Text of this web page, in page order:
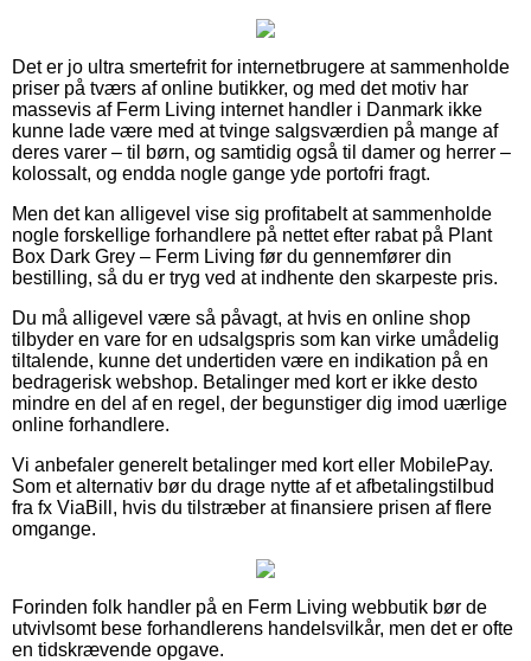
Det er jo ultra smertefrit for internetbrugere at sammenholde
priser på tværs af online butikker, og med det motiv har
massevis af Ferm Living internet handler i Danmark ikke
kunne lade være med at tvinge salgsværdien på mange af
deres varer – til børn, og samtidig også til damer og herrer –
kolossalt, og endda nogle gange yde portofri fragt.
Men det kan alligevel vise sig profitabelt at sammenholde
nogle forskellige forhandlere på nettet efter rabat på Plant
Box Dark Grey – Ferm Living før du gennemfører din
bestilling, så du er tryg ved at indhente den skarpeste pris.
Du må alligevel være så påvagt, at hvis en online shop
tilbyder en vare for en udsalgspris som kan virke umådelig
tiltalende, kunne det undertiden være en indikation på en
bedragerisk webshop. Betalinger med kort er ikke desto
mindre en del af en regel, der begunstiger dig imod uærlige
online forhandlere.
Vi anbefaler generelt betalinger med kort eller MobilePay.
Som et alternativ bør du drage nytte af et afbetalingstilbud
fra fx ViaBill, hvis du tilstræber at finansiere prisen af flere
omgange.
Forinden folk handler på en Ferm Living webbutik bør de
utvivlsomt bese forhandlerens handelsvilkår, men det er ofte
en tidskrævende opgave.